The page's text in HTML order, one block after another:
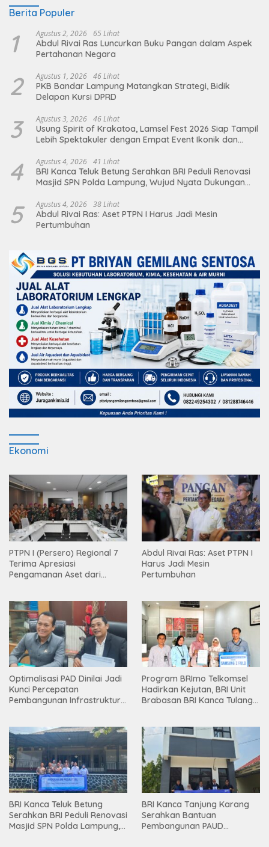
Berita Populer
1 Agustus 2, 2026 65 Lihat
Abdul Rivai Ras Luncurkan Buku Pangan dalam Aspek
Pertahanan Negara
2 Agustus 1, 2026 46 Lihat
PKB Bandar Lampung Matangkan Strategi, Bidik
Delapan Kursi DPRD
3 Agustus 3, 2026 46 Lihat
Usung Spirit of Krakatoa, Lamsel Fest 2026 Siap Tampil
Lebih Spektakuler dengan Empat Event Ikonik dan
4 Agustus 4, 2026 41 Lihat
BRI Kanca Teluk Betung Serahkan BRI Peduli Renovasi
Masjid SPN Polda Lampung, Wujud Nyata Dukungan
5 Agustus 4, 2026 38 Lihat
Abdul Rivai Ras: Aset PTPN I Harus Jadi Mesin
Pertumbuhan
Ekonomi
PTPN I (Persero) Regional 7
Terima Apresiasi
Pengamanan Aset dari
Abdul Rivai Ras: Aset PTPN I
Harus Jadi Mesin
Pertumbuhan
Optimalisasi PAD Dinilai Jadi
Kunci Percepatan
Pembangunan Infrastruktur
Program BRImo Telkomsel
Hadirkan Kejutan, BRI Unit
Brabasan BRI Kanca Tulang
Mesuji
BRI Kanca Teluk Betung
Serahkan BRI Peduli Renovasi
Masjid SPN Polda Lampung,
BRI Kanca Tanjung Karang
Serahkan Bantuan
Pembangunan PAUD